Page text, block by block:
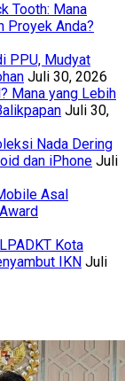
Tooth: Mana
Proyek Anda?
PPU, Mudyat
Juli 30, 2026
Mana yang Lebih
Juli 30,
Nada Dering
dan iPhone Juli
Asal
Kota
IKN Juli